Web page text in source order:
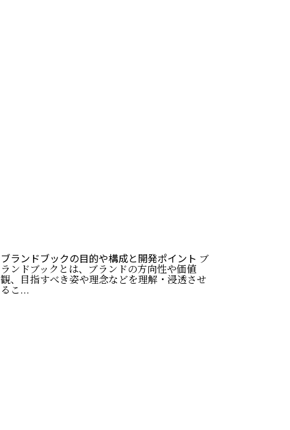
ブランドブックの目的や構成と開発ポイント ブ
ランドブックとは、ブランドの方向性や価値
観、目指すべき姿や理念などを理解・浸透させ
るこ...